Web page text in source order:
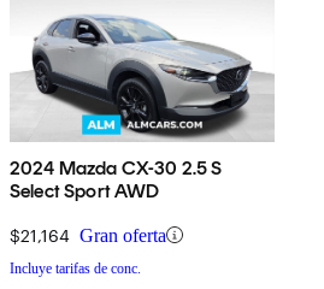
2024 Mazda CX-30 2.5 S
Select Sport AWD
$21,164 Gran oferta
Incluye tarifas de conc.